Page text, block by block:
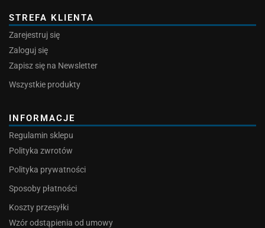
STREFA KLIENTA
Zarejestruj się
Zaloguj się
Zapisz się na Newsletter
Wszystkie produkty
INFORMACJE
Regulamin sklepu
Polityka zwrotów
Polityka prywatności
Sposoby płatności
Koszty przesyłki
Wzór odstąpienia od umowy